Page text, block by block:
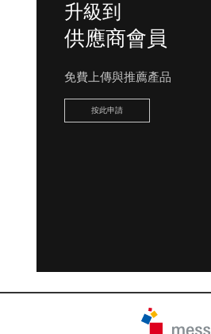
升級到
供應商會員
免費上傳與推薦產品
按此申請